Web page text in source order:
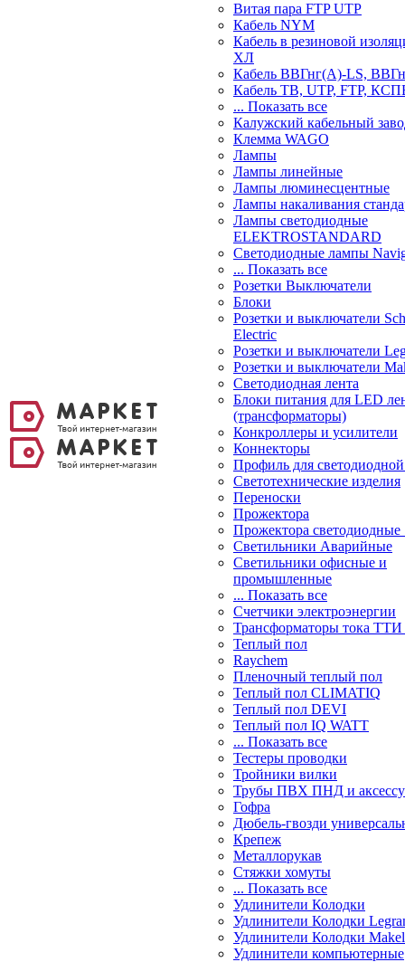
Витая пара FTP UTP
Кабель NYM
Кабель в резиновой
ХЛ
Кабель ВВГнг(А)-LS,
Кабель ТВ, UTP, FTP,
... Показать все
Калужский кабельный
Клемма WAGO
Лампы
Лампы линейные
Лампы люминесцентные
Лампы накаливания
Лампы светодиодные
ELEKTROSTANDARD
Светодиодные лампы
... Показать все
Розетки Выключатели
Блоки
Розетки и выключатели
Electric
Розетки и выключатели
Розетки и выключатели
Светодиодная лента
Блоки питания для LED
(трансформаторы)
Конкроллеры и усилители
Коннекторы
Профиль для
Светотехнические изделия
Переноски
Прожектора
Прожектора
Светильники Аварийные
Светильники офисные и
промышленные
... Показать все
Счетчики электроэнергии
Трансформаторы тока
Теплый пол
Raychem
Пленочный теплый пол
Теплый пол CLIMATIQ
Теплый пол DEVI
Теплый пол IQ WATT
... Показать все
Тестеры проводки
Тройники вилки
Трубы ПВХ ПНД и
Гофра
Дюбель-гвозди
Крепеж
Металлорукав
Стяжки хомуты
... Показать все
Удлинители Колодки
Удлинители Колодки
Удлинители Колодки Makel
Удлинители компьютерные